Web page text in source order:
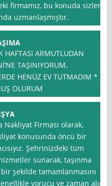
firmamız, bu konuda sizlere
uzmanlaşmıştır.
HAFTASI ARMUTLUDAN
TAŞINIYORUM,
HENÜZ EV TUTMADIM *
OLURUM
Nakliyat Firması olarak,
konusunda öncü bir
Şehrinizdeki tüm
sunarak, taşınma
şekilde tamamlanmasını
yorucu ve zaman alıcı